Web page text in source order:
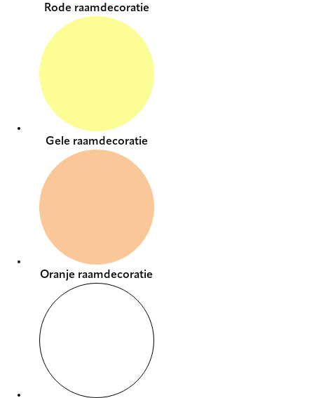
Rode raamdecoratie
Gele raamdecoratie
Oranje raamdecoratie